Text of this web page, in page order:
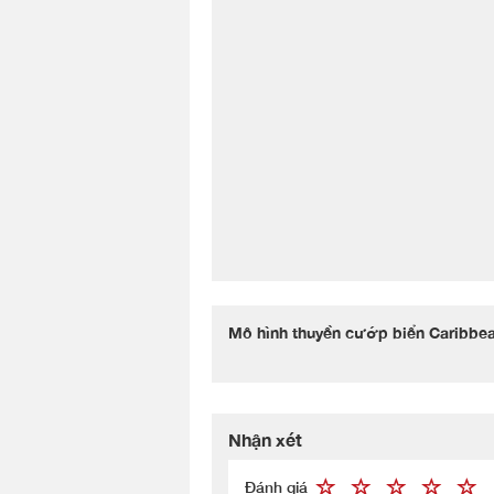
Mô hình thuyền cướp biển
Nhận xét
Đánh giá